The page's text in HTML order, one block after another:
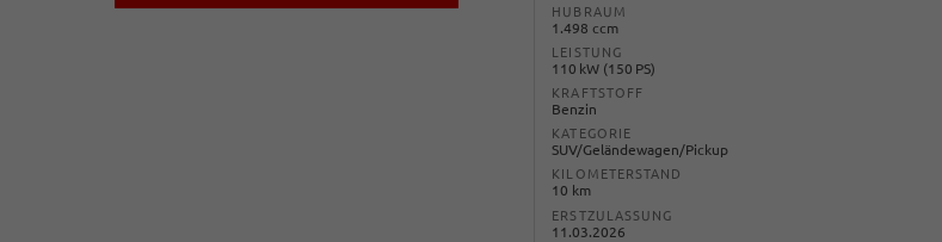
HUBRAUM
1.498 ccm
LEISTUNG
110 kW (150 PS)
KRAFTSTOFF
Benzin
KATEGORIE
SUV/Geländewagen/Pickup
KILOMETERSTAND
10 km
ERSTZULASSUNG
11.03.2026